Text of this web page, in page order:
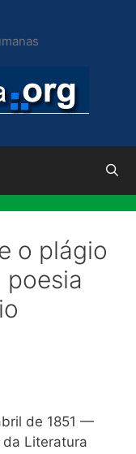
o plágio
de 1851 —
da Literatura